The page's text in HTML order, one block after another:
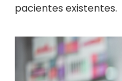
pacientes existentes.